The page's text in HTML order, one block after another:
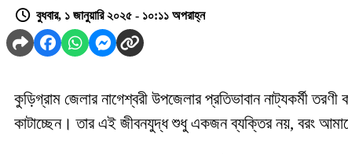
বুধবার, ১ জানুয়ারি ২০২৫ - ১০:১১ অপরাহ্ন
কুড়িগ্রাম জেলার নাগেশ্বরী উপজেলার প্রতিভাবান নাট্যকর্মী
কাটাচ্ছেন। তার এই জীবনযুদ্ধ শুধু একজন ব্যক্তির নয়, বরং